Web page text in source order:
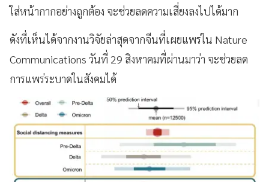
ใส่หน้ากากอย่างถูกต้อง จะช่วยลดความเสี่ยงลงไปได้มาก
ดังที่เห็นได้จากงานวิจัยล่าสุดจากจีนที่เผยแพร่ใน Nature
Communications วันที่ 29 สิงหาคมที่ผ่านมาว่า จะช่วยลด
การแพร่ระบาดในสังคมได้